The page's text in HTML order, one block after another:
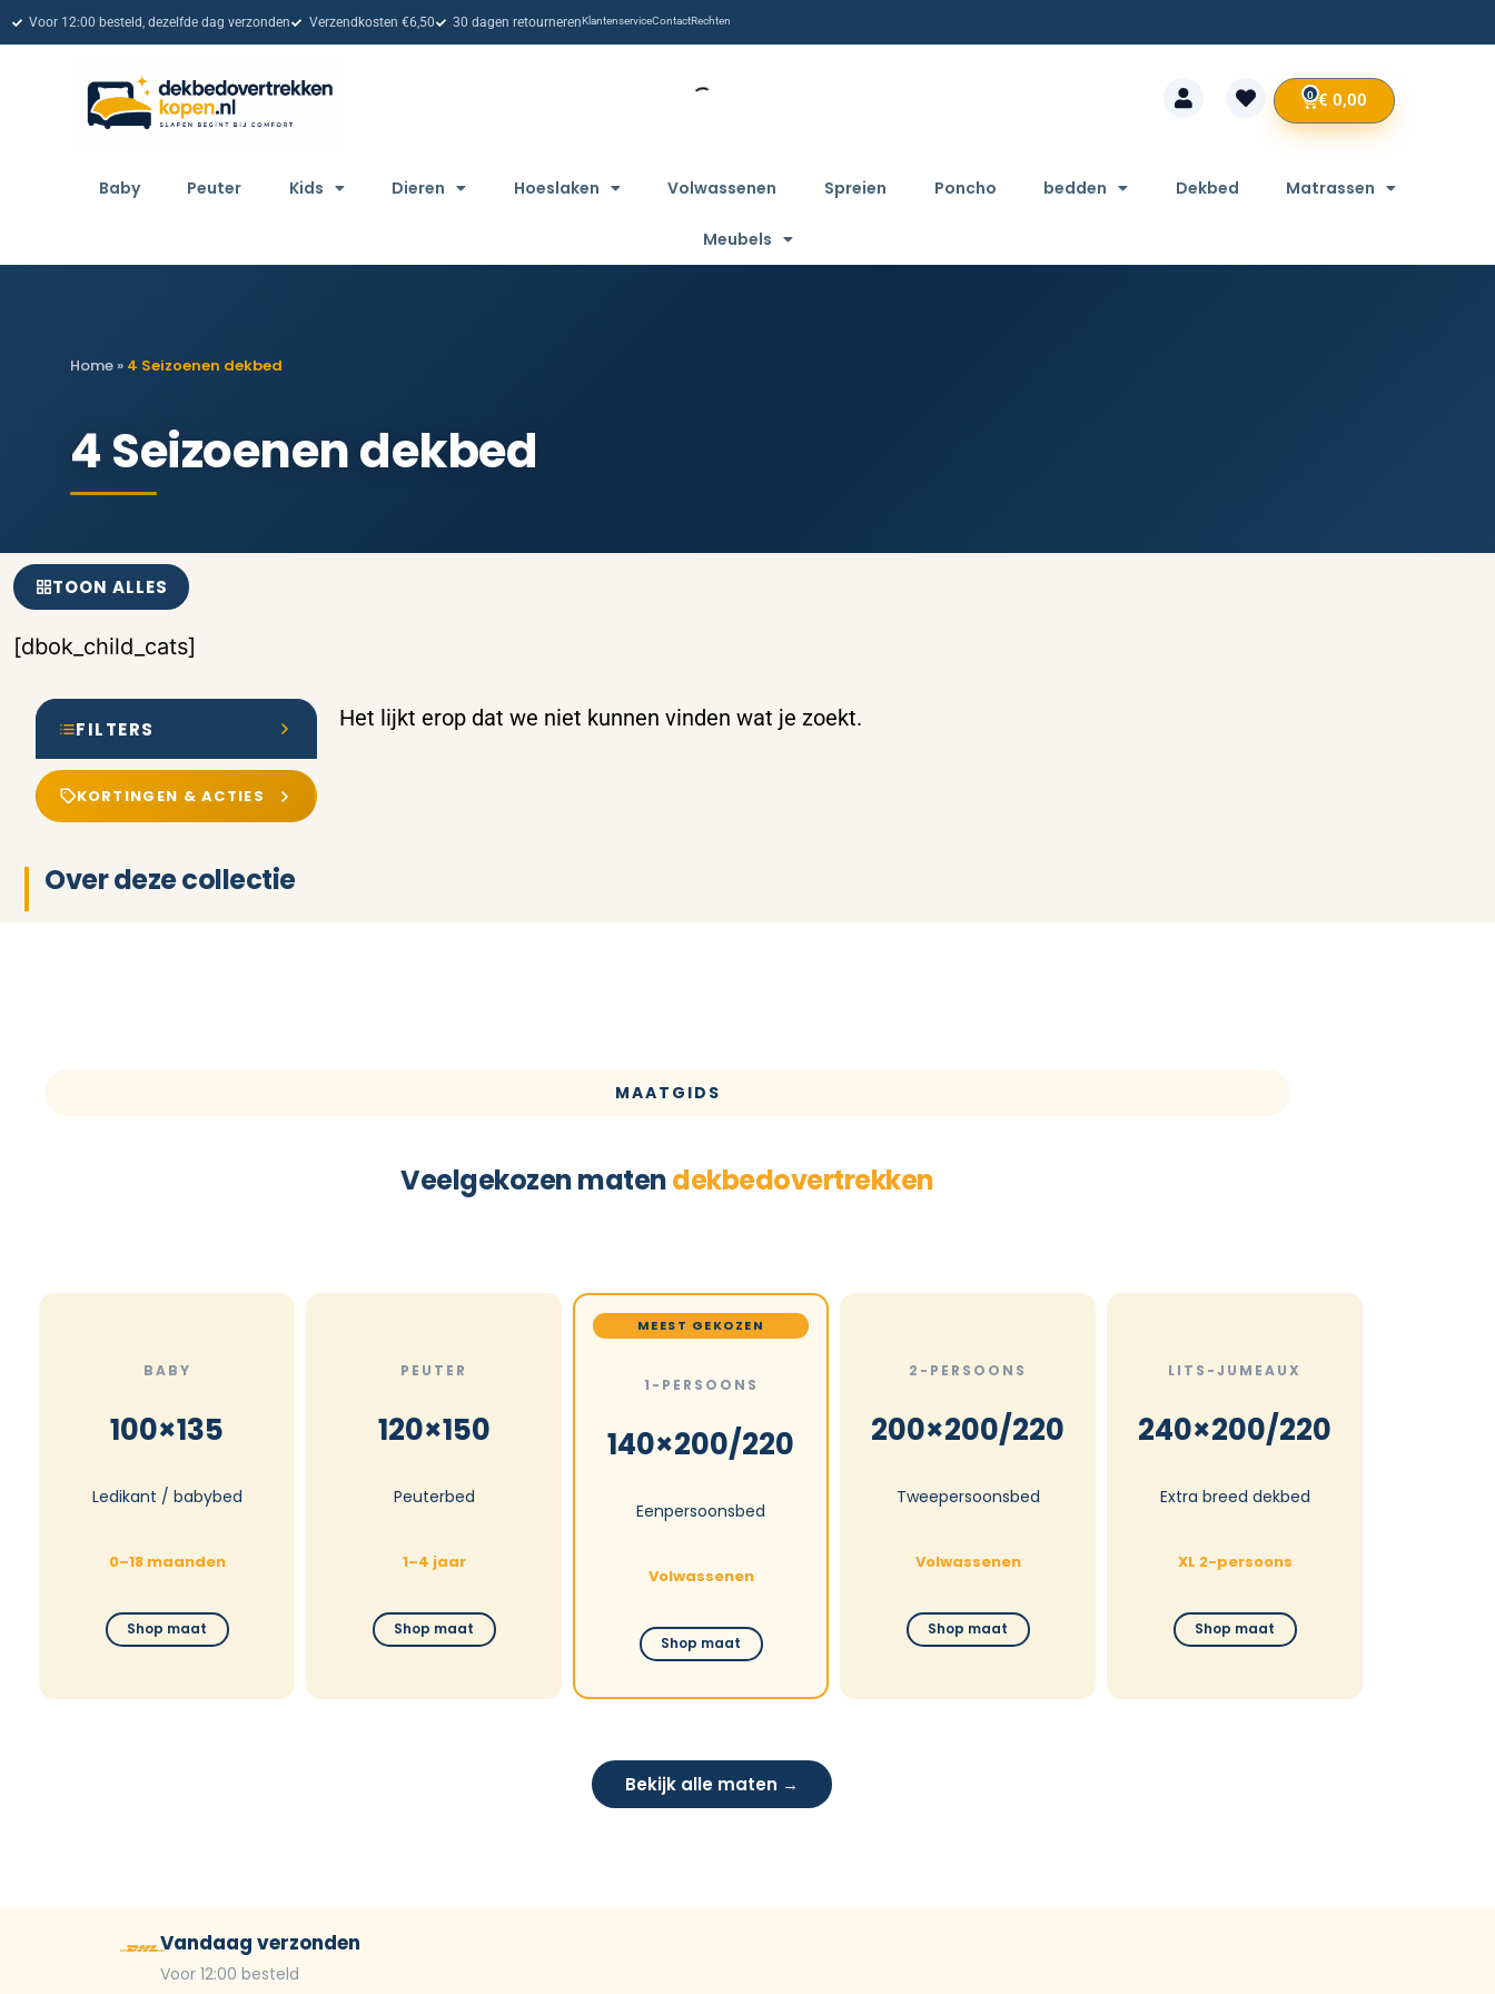
Voor 12:00 besteld, dezelfde dag verzonden Verzendkosten €6,50 30 dagen retournerenKlantenserviceContactRechten
€ 0,00
0
Baby Peuter Kids Dieren Hoeslaken Volwassenen Spreien Poncho bedden Dekbed Matrassen
Meubels
Home » 4 Seizoenen dekbed
4 Seizoenen dekbed
TOON ALLES
[dbok_child_cats]
FILTERS
KORTINGEN & ACTIES
Het lijkt erop dat we niet kunnen vinden wat je zoekt.
Over deze collectie
MAATGIDS
Veelgekozen matendekbedovertrekken
BABY
100×135
Ledikant / babybed
0–18 maanden
Shop maat
PEUTER
120×150
Peuterbed
1–4 jaar
Shop maat
MEEST GEKOZEN
1-PERSOONS
140×200/220
Eenpersoonsbed
Volwassenen
Shop maat
2-PERSOONS
200×200/220
Tweepersoonsbed
Volwassenen
Shop maat
LITS-JUMEAUX
240×200/220
Extra breed dekbed
XL 2-persoons
Shop maat
Bekijk alle maten →
Vandaag verzonden
Voor 12:00 besteld